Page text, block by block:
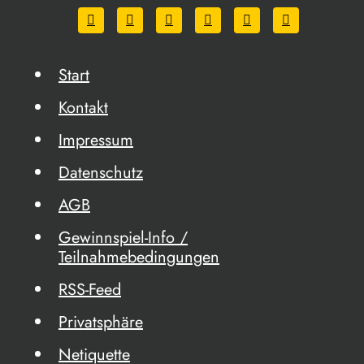
Start
Kontakt
Impressum
Datenschutz
AGB
Gewinnspiel-Info /
Teilnahmebedingungen
RSS-Feed
Privatsphäre
Netiquette